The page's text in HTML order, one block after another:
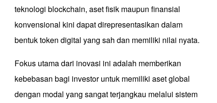
teknologi blockchain, aset fisik maupun finansial
konvensional kini dapat direpresentasikan dalam
bentuk token digital yang sah dan memiliki nilai nyata.
Fokus utama dari inovasi ini adalah memberikan
kebebasan bagi investor untuk memiliki aset global
dengan modal yang sangat terjangkau melalui sistem